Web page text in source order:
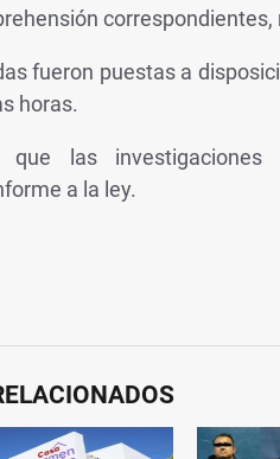
fueron puestas a
horas.
que las
a la ley.